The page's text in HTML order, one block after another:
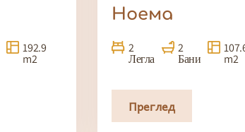
192.9
m2
Ноема
2
Легла
2
Бани m2
Преглед